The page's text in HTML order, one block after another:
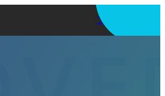
アプリを使う